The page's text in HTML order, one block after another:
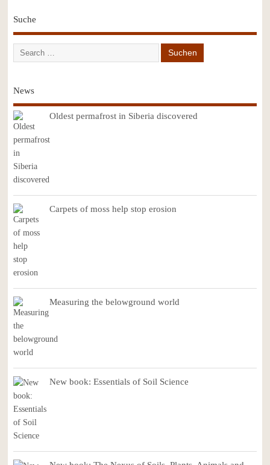
Suche
News
Oldest permafrost in Siberia discovered
Carpets of moss help stop erosion
Measuring the belowground world
New book: Essentials of Soil Science